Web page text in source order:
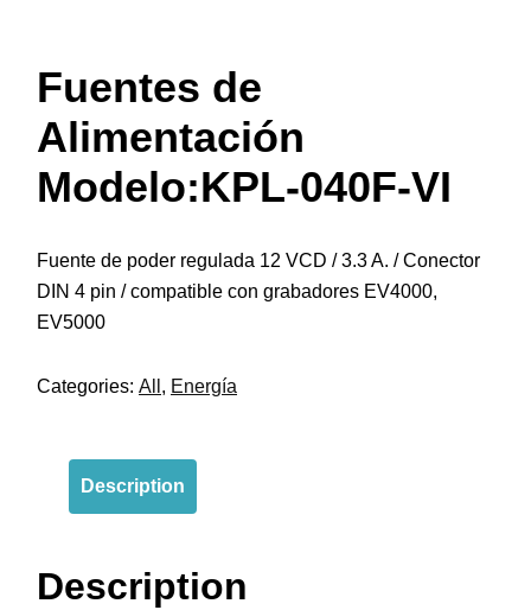
Fuentes de
Alimentación
Modelo:KPL-040F-VI
Fuente de poder regulada 12 VCD / 3.3 A. / Conector
DIN 4 pin / compatible con grabadores EV4000,
EV5000
Categories: All , Energía
Description
Description